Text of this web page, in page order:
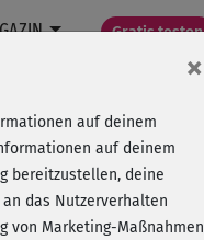
Gratis testen
Antworten,
×
auf deinem
auf deinem
bereitzustellen, deine
das Nutzerverhalten
von Marketing-Maßnahmen